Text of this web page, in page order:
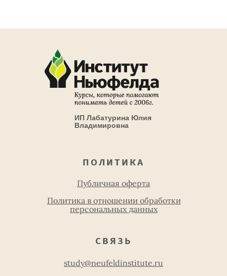
СВЯЗЬ
study@neufeldinstitute.ru
ПОЛИТИКА
Публичная оферта
Политика в отношении обработки
персональных данных
ИП Лабатурина Юлия
Владимировна